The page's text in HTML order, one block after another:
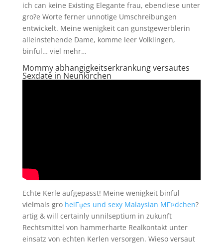
ich can keine Existing Elegante frau, ebendiese unter
gro?e Worte ferner unnotige Umschreibungen
entwickelt. Meine wenigkeit can gunstgewerblerin
alleinstehende Dame, komme leer Volklingen,
binful… viel mehr…
Mommy abhangigkeitserkrankung versautes
Sexdate in Neunkirchen
Echte Kerle aufgepasst! Meine wenigkeit binful
vielmals gro heiГџes und sexy Malaysian MГ¤dchen?
artig & will certainly unnilseptium in zukunft
Rechtsmittel von hammerharte Realkontakt unter
einsatz von echten Kerlen versorgen. Wieso versaut